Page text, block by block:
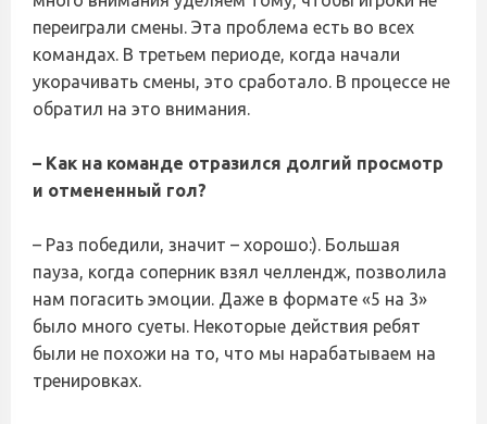
переиграли смены. Эта проблема есть во всех
командах. В третьем периоде, когда начали
укорачивать смены, это сработало. В процессе не
обратил на это внимания.
– Как на команде отразился долгий просмотр
и отмененный гол?
– Раз победили, значит – хорошо:). Большая
пауза, когда соперник взял челлендж, позволила
нам погасить эмоции. Даже в формате «5 на 3»
было много суеты. Некоторые действия ребят
были не похожи на то, что мы нарабатываем на
тренировках.